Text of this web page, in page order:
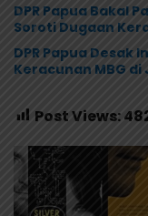
DPR Papua Bakal
Soroti Dugaan
DPR Papua Desak
Keracunan MBG
Post Views: